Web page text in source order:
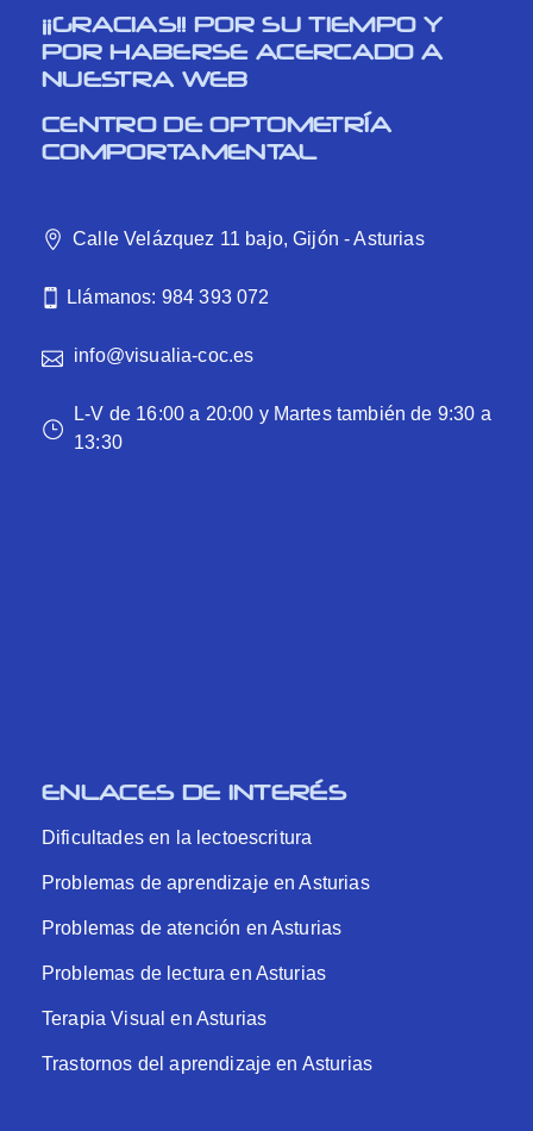
¡¡GRACIAS!! POR SU TIEMPO Y
POR HABERSE ACERCADO A
NUESTRA WEB
CENTRO DE OPTOMETRÍA
COMPORTAMENTAL
Calle Velázquez 11 bajo, Gijón - Asturias
Llámanos: 984 393 072
info@visualia-coc.es
L-V de 16:00 a 20:00 y Martes también de 9:30 a
13:30
ENLACES DE INTERÉS
Dificultades en la lectoescritura
Problemas de aprendizaje en Asturias
Problemas de atención en Asturias
Problemas de lectura en Asturias
Terapia Visual en Asturias
Trastornos del aprendizaje en Asturias